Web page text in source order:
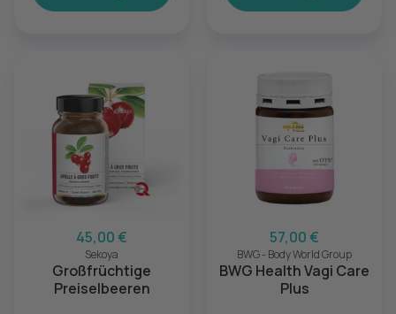
45,00 €
Sekoya
Großfrüchtige
Preiselbeeren
57,00 €
BWG - Body World Group
BWG Health Vagi Care
Plus